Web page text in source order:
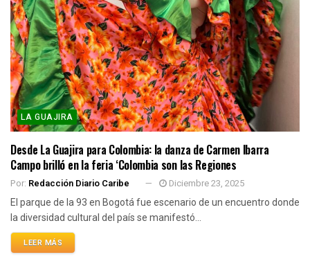
LA GUAJIRA
Desde La Guajira para Colombia: la danza de Carmen Ibarra
Campo brilló en la feria ‘Colombia son las Regiones
Por: Redacción Diario Caribe Diciembre 23, 2025
El parque de la 93 en Bogotá fue escenario de un encuentro donde
la diversidad cultural del país se manifestó...
LEER MÁS